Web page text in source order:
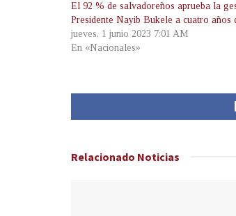
El 92 % de salvadoreños aprueba la
Presidente Nayib Bukele a cuatro años
jueves, 1 junio 2023 7:01 AM
En «Nacionales»
Relacionado Noticias